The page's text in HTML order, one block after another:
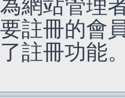
網站管理
註冊的會
註冊功能